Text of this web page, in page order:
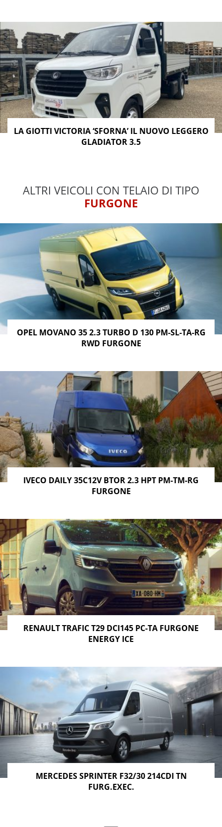
LA GIOTTI VICTORIA ‘SFORNA’ IL NUOVO LEGGERO
GLADIATOR 3.5
ALTRI VEICOLI CON TELAIO DI TIPO
FURGONE
OPEL MOVANO 35 2.3 TURBO D 130 PM-SL-TA-RG
RWD FURGONE
IVECO DAILY 35C12V BTOR 2.3 HPT PM-TM-RG
FURGONE
RENAULT TRAFIC T29 DCI145 PC-TA FURGONE
ENERGY ICE
MERCEDES SPRINTER F32/30 214CDI TN
FURG.EXEC.